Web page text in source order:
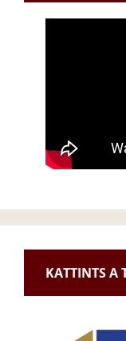
KATTINTS A